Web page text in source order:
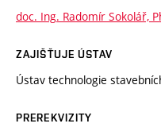
doc. Ing. Radomír Sokolář,
ZAJIŠŤUJE ÚSTAV
Ústav technologie
PREREKVIZITY